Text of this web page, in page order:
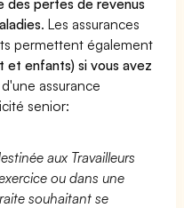
. Les assurances
permettent également
et enfants) si vous avez
assurance
senior:
aux Travailleurs
ou dans une
souhaitant se